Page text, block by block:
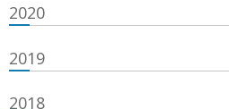
2020
2019
2018